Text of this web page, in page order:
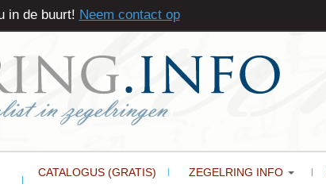
CATALOGUS (GRATIS) ZEGELRING INFO
in de buurt! Neem contact op